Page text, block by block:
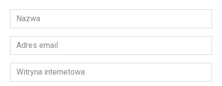
Nazwa
*
Adres
email
*Witryna
internetowa